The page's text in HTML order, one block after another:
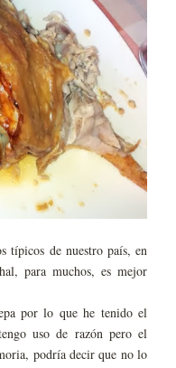
típicos de nuestro país, en
para muchos, es mejor
por lo que he tenido el
uso de razón pero el
podría decir que no lo